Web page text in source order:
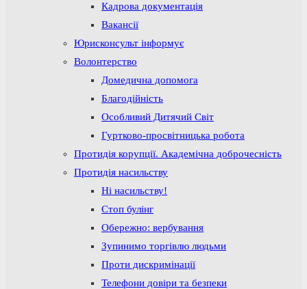
Кадрова документація
Вакансії
Юрисконсульт інформує
Волонтерство
Домедична допомога
Благодійність
Особливий Дитячий Світ
Гуртково-просвітницька робота
Протидія корупції. Академічна доброчесність
Протидія насильству
Ні насильству!
Стоп булінг
Обережно: вербування
Зупинимо торгівлю людьми
Проти дискримінації
Телефони довіри та безпеки